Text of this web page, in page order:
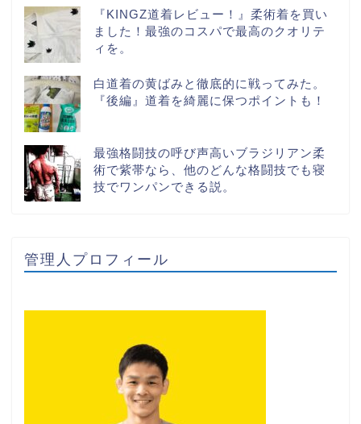
『KINGZ道着レビュー！』柔術着を買い
ました！最強のコスパで最高のクオリテ
ィを。
白道着の黄ばみと徹底的に戦ってみた。
『後編』道着を綺麗に保つポイントも！
最強格闘技の呼び声高いブラジリアン柔
術で紫帯なら、他のどんな格闘技でも寝
技でワンパンできる説。
管理人プロフィール